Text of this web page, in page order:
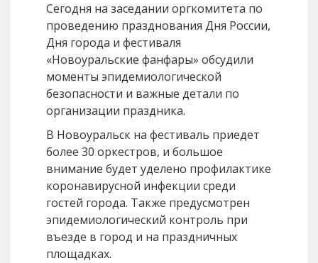
Сегодня на заседании оргкомитета по
проведению празднования Дня России,
Дня города и фестиваля
«Новоуральские фанфары» обсудили
моменты эпидемиологической
безопасности и важные детали по
организации праздника.
В Новоуральск на фестиваль приедет
более 30 оркестров, и большое
внимание будет уделено профилактике
коронавирусной инфекции среди
гостей города. Также предусмотрен
эпидемиологический контроль при
въезде в город и на праздничных
площадках.